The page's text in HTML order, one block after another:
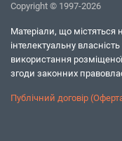
Copyright © 1997-2026
Матеріали, що містяться
інтелектуальну
використання
згоди законних
Публічний договір